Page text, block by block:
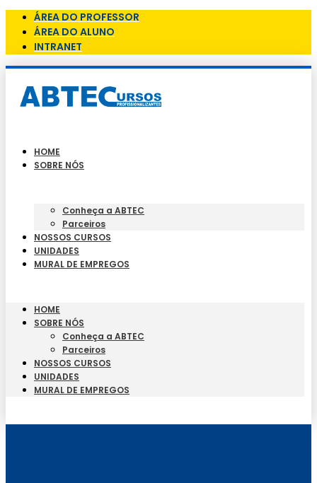
ÁREA DO PROFESSOR
ÁREA DO ALUNO
INTRANET
HOME
SOBRE NÓS
Conheça a ABTEC
Parceiros
NOSSOS CURSOS
UNIDADES
MURAL DE EMPREGOS
HOME
SOBRE NÓS
Conheça a ABTEC
Parceiros
NOSSOS CURSOS
UNIDADES
MURAL DE EMPREGOS